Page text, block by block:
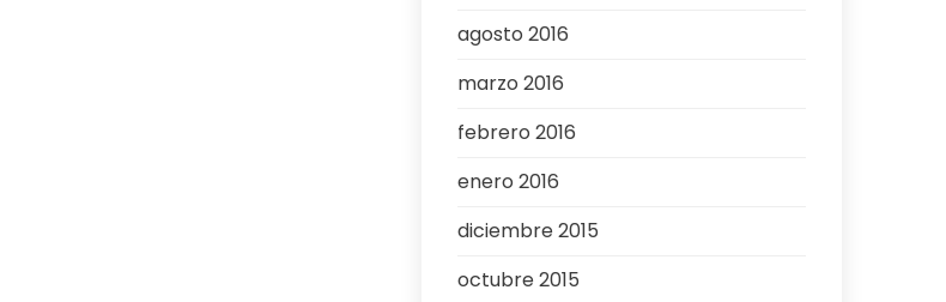
agosto 2016
marzo 2016
febrero 2016
enero 2016
diciembre 2015
octubre 2015